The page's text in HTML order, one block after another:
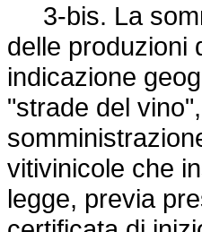
3-bis. La
delle produzioni
indicazione
"strade del
vitivinicole che
legge, previa